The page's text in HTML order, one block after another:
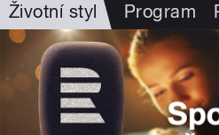
Životní styl Program